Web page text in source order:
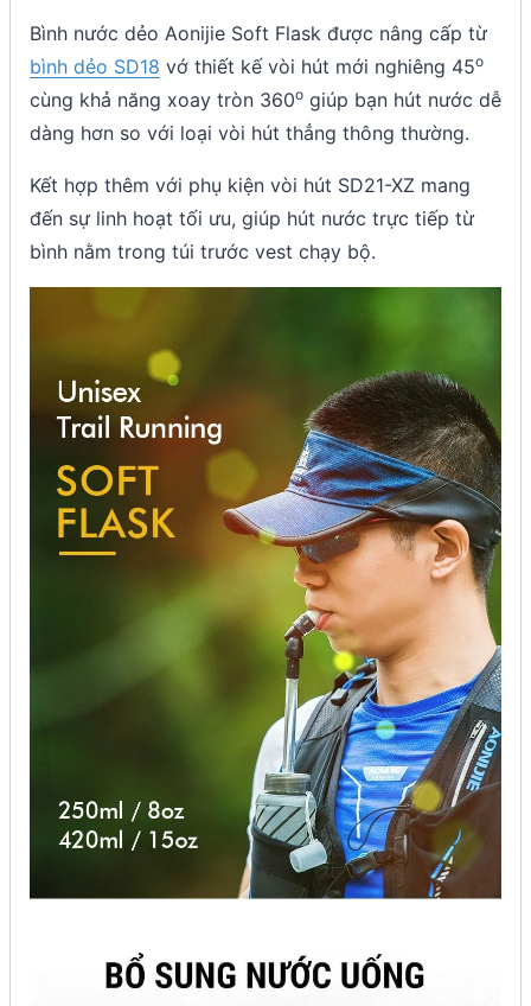
Bình nước dẻo Aonijie Soft Flask được nâng cấp từ
bình dẻo SD18 vớ thiết kế vòi hút mới nghiêng 45o
cùng khả năng xoay tròn 360o giúp bạn hút nước dễ
dàng hơn so với loại vòi hút thẳng thông thường.
Kết hợp thêm với phụ kiện vòi hút SD21-XZ mang
đến sự linh hoạt tối ưu, giúp hút nước trực tiếp từ
bình nằm trong túi trước vest chạy bộ.